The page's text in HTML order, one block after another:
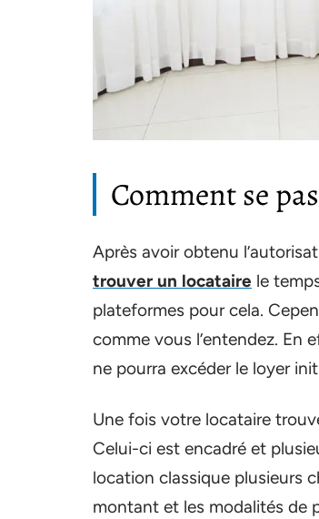
Comment se
Après avoir obtenu
trouver un locataire le
plateformes pour cela.
comme vous l’entendez.
ne pourra excéder le loyer
Une fois votre locataire
Celui-ci est encadré et
location classique plusieurs
montant et les modalités de